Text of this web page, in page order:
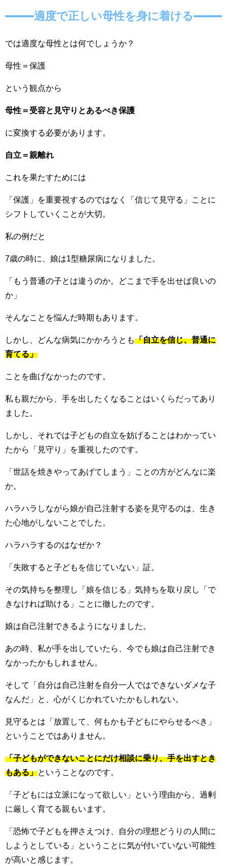
適度で正しい母性を身に着ける
では適度な母性とは何でしょうか？
母性＝保護
という観点から
母性＝受容と見守りとあるべき保護
に変換する必要があります。
自立＝親離れ
これを果たすためには
「保護」を重要視するのではなく「信じて見守る」ことに
シフトしていくことが大切。
私の例だと
7歳の時に、娘は1型糖尿病になりました。
「もう普通の子とは違うのか。どこまで手を出せば良いの
か」
そんなことを悩んだ時期もあります。
しかし、どんな病気にかかろうとも「自立を信じ、普通に
育てる」
ことを曲げなかったのです。
私も親だから、手を出したくなることはいくらだってあり
ました。
しかし、それでは子どもの自立を妨げることはわかってい
たから「見守り」を重視したのです。
「世話を焼きやってあげてしまう」ことの方がどんなに楽
か。
ハラハラしながら娘が自己注射する姿を見守るのは、生き
た心地がしないことでした。
ハラハラするのはなぜか？
「失敗すると子どもを信じていない」証。
その気持ちを整理し「娘を信じる」気持ちを取り戻し「で
きなければ助ける」ことに徹したのです。
娘は自己注射できるようになりました。
あの時、私が手を出していたら、今でも娘は自己注射でき
なかったかもしれません。
そして「自分は自己注射を自分一人ではできないダメな子
なんだ」と、心がくじかれていたかもしれない。
見守るとは「放置して、何もかも子どもにやらせるべき」
ということではありません。
「子どもができないことにだけ相談に乗り、手を出すとき
もある」ということなのです。
「子どもには立派になって欲しい」という理由から、過剰
に厳しく育てる親もいます。
「恐怖で子どもを押さえつけ、自分の理想どうりの人間に
しようとしている」ということに気が付いていない可能性
が高いと感じます。